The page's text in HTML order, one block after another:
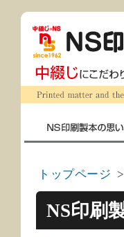
トップページ
NS印刷